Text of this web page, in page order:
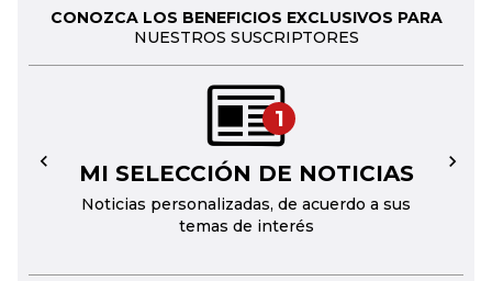
CONOZCA LOS BENEFICIOS EXCLUSIVOS PARA
NUESTROS SUSCRIPTORES
1
MI SELECCIÓN DE NOTICIAS
Noticias personalizadas, de acuerdo a sus
temas de interés
← →